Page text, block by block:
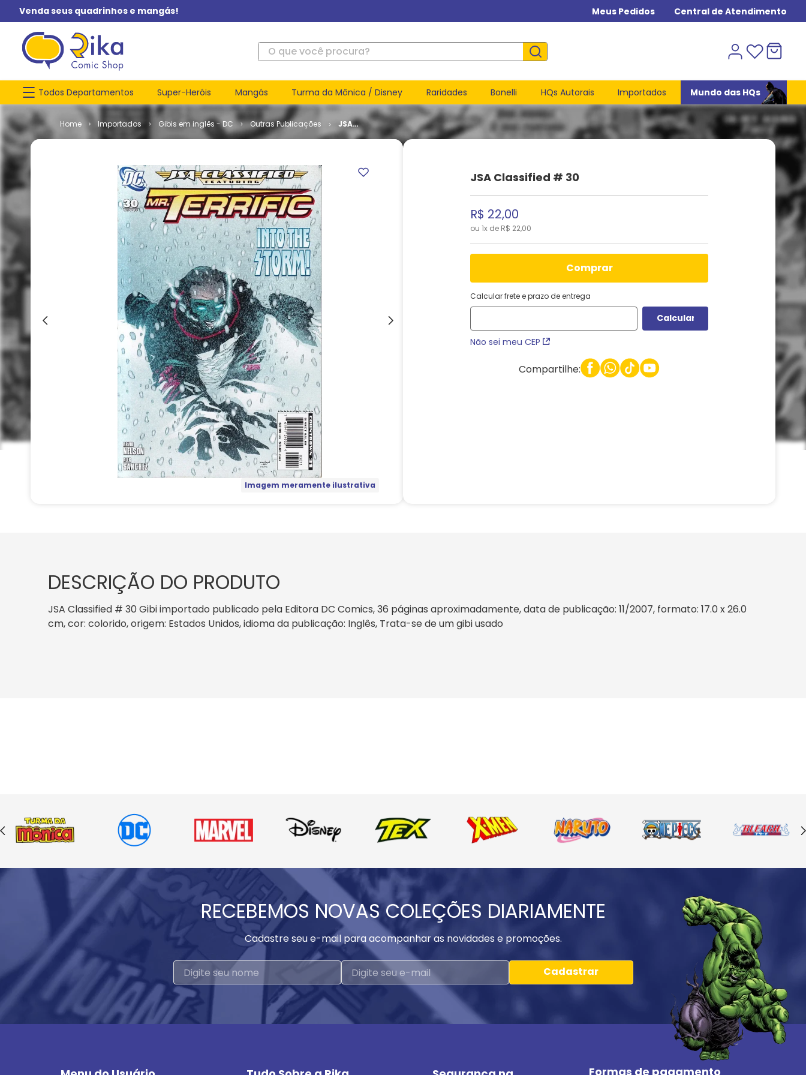
Venda seus quadrinhos e mangás! Meus Pedidos Central de Atendimento
O que você procura?
Todos Departamentos Super-Heróis Mangás Turma da Mônica / Disney Raridades Bonelli HQs Autorais Importados Mundo das HQs
Importados Gibis em inglês - DC Outras Publicações
JSA
Classified
Imagem meramente ilustrativa
JSA Classified # 30
R$ 22,00
ou 1x de R$ 22,00
comprar
Calcular frete e prazo de entrega
Não sei meu CEP
Compartilhe:
DESCRIÇÃO DO PRODUTO
JSA Classified # 30 Gibi importado publicado pela Editora DC Comics, 36 páginas aproximadamente, data de publicação: 11/2007, formato: 17.0 x 26.0
cm, cor: colorido, origem: Estados Unidos, idioma da publicação: Inglês, Trata-se de um gibi usado
RECEBEMOS NOVAS COLEÇÕES DIARIAMENTE
Cadastre seu e-mail para acompanhar as novidades e promoções.
Cadastrar
Formas de pagamento